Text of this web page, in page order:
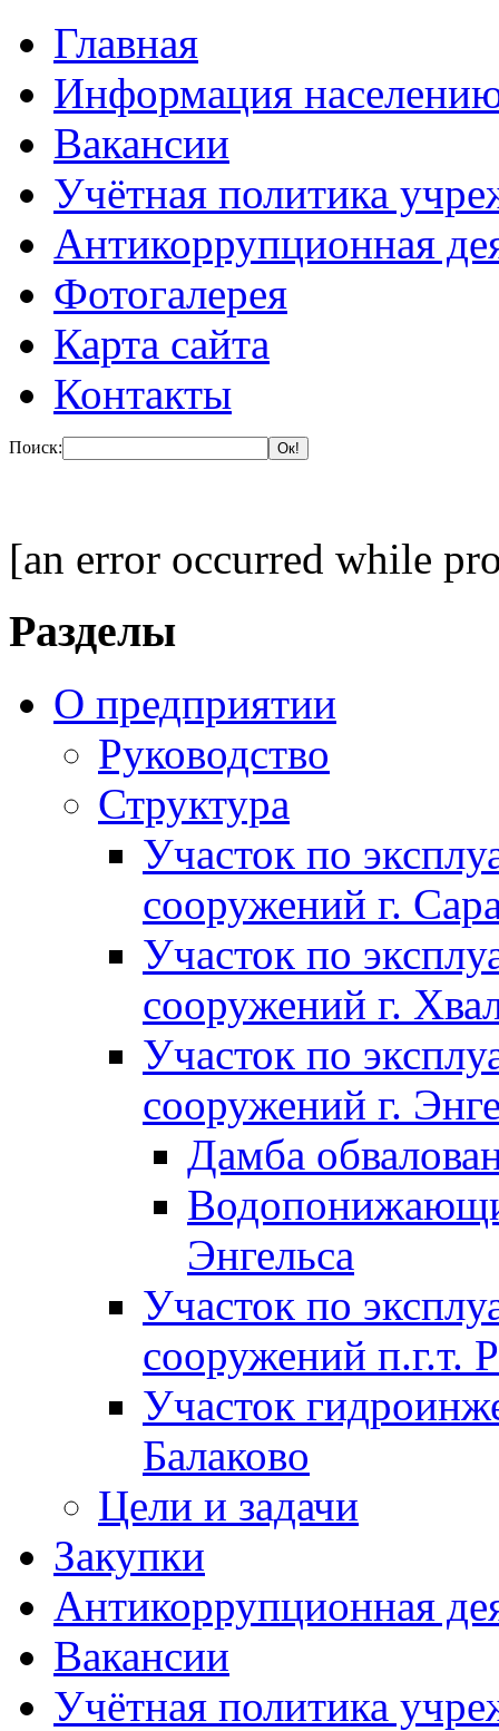
Главная
Информация
Вакансии
Учётная политика
Антикоррупционная
Фотогалерея
Карта сайта
Контакты
Поиск:
[an error occurred while
Разделы
О предприятии
Руководство
Структура
Участок по
сооружений г.
Участок по
сооружений г.
Участок по
сооружений г.
Дамба
Энгельса
Участок по
сооружений п.г.т.
Участок
Балаково
Цели и задачи
Закупки
Антикоррупционная
Вакансии
Учётная политика